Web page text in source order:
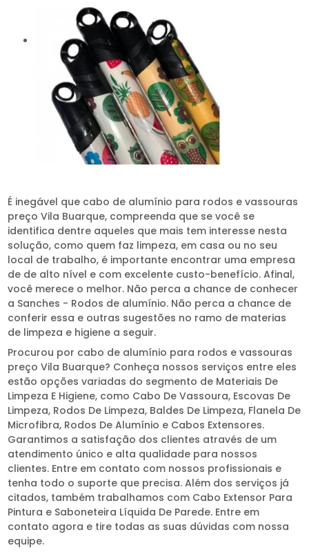
É inegável que cabo de alumínio para rodos e vassouras
preço Vila Buarque, compreenda que se você se
identifica dentre aqueles que mais tem interesse nesta
solução, como quem faz limpeza, em casa ou no seu
local de trabalho, é importante encontrar uma empresa
de de alto nível e com excelente custo-benefício. Afinal,
você merece o melhor. Não perca a chance de conhecer
a Sanches - Rodos de alumínio. Não perca a chance de
conferir essa e outras sugestões no ramo de materias
de limpeza e higiene a seguir.
Procurou por cabo de alumínio para rodos e vassouras
preço Vila Buarque? Conheça nossos serviços entre eles
estão opções variadas do segmento de Materiais De
Limpeza E Higiene, como Cabo De Vassoura, Escovas De
Limpeza, Rodos De Limpeza, Baldes De Limpeza, Flanela De
Microfibra, Rodos De Alumínio e Cabos Extensores.
Garantimos a satisfação dos clientes através de um
atendimento único e alta qualidade para nossos
clientes. Entre em contato com nossos profissionais e
tenha todo o suporte que precisa. Além dos serviços já
citados, também trabalhamos com Cabo Extensor Para
Pintura e Saboneteira Líquida De Parede. Entre em
contato agora e tire todas as suas dúvidas com nossa
equipe.